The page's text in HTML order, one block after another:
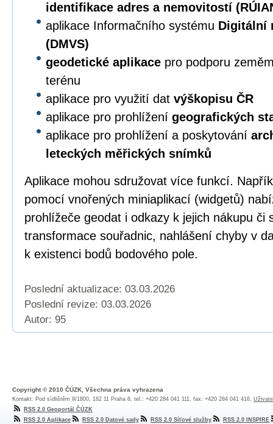
identifikace adres a nemovitostí
aplikace Informačního systému Digitální
(DMVS)
geodetické aplikace pro podporu
terénu
aplikace pro využití dat výškopisu ČR
aplikace pro prohlížení geografických
aplikace pro prohlížení a poskytování
leteckých měřických snímků
Aplikace mohou sdružovat více funkcí.
pomocí vnořených miniaplikací (widgetů)
prohlížeče geodat i odkazy k jejich nákupu či
transformace souřadnic, nahlášení chyby v
k existenci bodů bodového pole.
Poslední aktualizace: 03.03.2026
Poslední revize: 03.03.2026
Autor: 95
Copyright © 2010 ČÚZK, Všechna práva vyhrazena
Kontakt: Pod sídlištěm 9/1800, 182 11 Praha 8, tel.: +420 284 041 111, fax: +420 284 041 416,
RSS 2.0 Geoportál ČÚZK
RSS 2.0 Aplikace
RSS 2.0 Datové sady RSS 2.0 Síťové služby RSS 2.0 INSPIRE